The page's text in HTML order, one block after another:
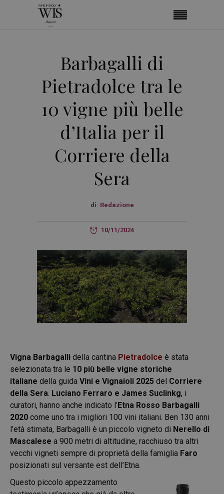
Barbagalli di
Pietradolce tra le
10 vigne più belle
d’Italia per il
Corriere della
Sera
di: Redazione
10/11/2024
Vigna Barbagalli della cantina Pietradolce è stata
selezionata tra le 10 più belle vigne storiche
italiane della guida Vini e Vignaioli 2025 del Corriere
della Sera. Luciano Ferraro e James Suclinkg, i
curatori, hanno anche indicato l’Etna Rosso Barbagalli
2020 come uno tra i migliori 100 vini italiani. Ben 130 anni
l’età stimata, Barbagalli è un piccolo vigneto di Nerello di
Mascalese a 900 metri di altitudine, racchiuso tra altri
vecchi vigneti sempre di proprietà della famiglia Faro
posizionati sul versante est dell’Etna.
Questo piccolo appezzamento